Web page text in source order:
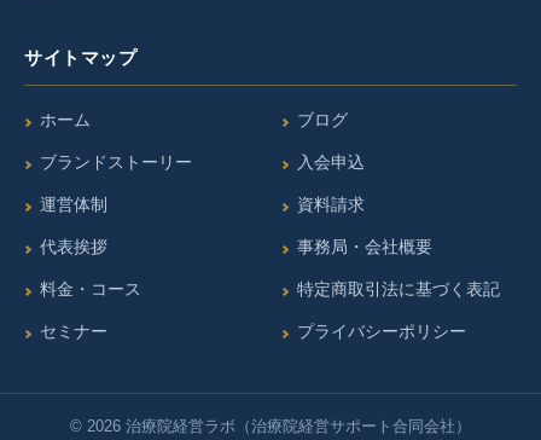
k
サイトマップ
ホーム
ブランドストーリー
運営体制
代表挨拶
料金・コース
セミナー
ブログ
入会申込
資料請求
事務局・会社概要
特定商取引法に基づく表記
プライバシーポリシー
© 2026 治療院経営ラボ（治療院経営サポート合同会社）